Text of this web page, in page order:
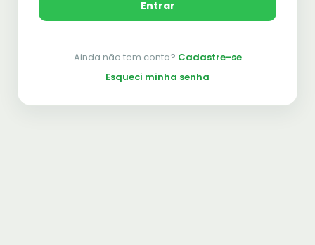
Entrar
Ainda não tem conta? Cadastre-se
Esqueci minha senha